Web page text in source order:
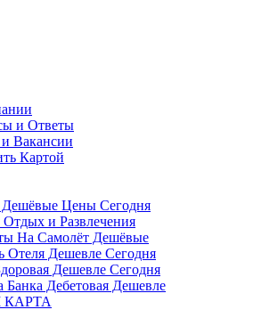
и Ответы
и Вакансии
Картой
Цены Сегодня
Отдых и Развлечения
На Самолёт Дешёвые
Отеля Дешевле Сегодня
Дешевле Сегодня
Банка Дебетовая Дешевле